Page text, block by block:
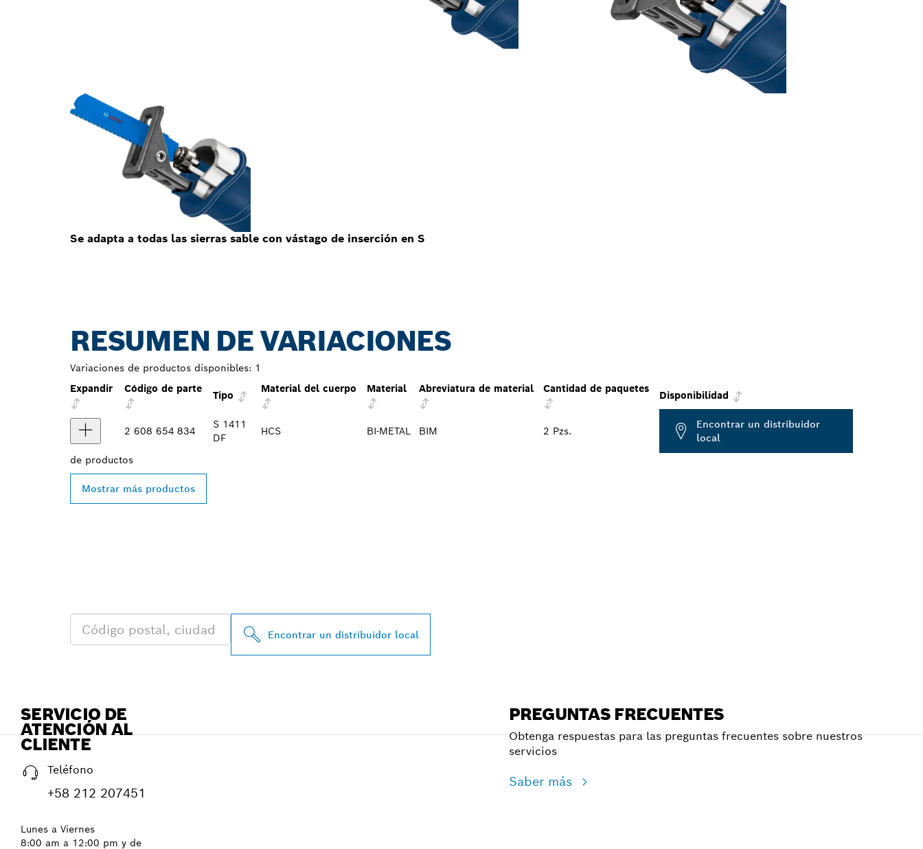
Se adapta a todas las sierras sable con vástago de inserción en S
RESUMEN DE VARIACIONES
Variaciones de productos disponibles: 1
Expandir
Código de parte
Tipo
Material del cuerpo Material Abreviatura de material Cantidad de paquetes
Disponibilidad
2 608 654 834
S 1411
DF
HCS BI-METAL BIM 2 Pzs.
Encontrar un distribuidor
local
de productos
Mostrar más productos
Encontrar un distribuidor local
SERVICIO DE
ATENCIÓN AL
CLIENTE
Teléfono
+58 212 207451
Lunes a Viernes
8:00 am a 12:00 pm y de
PREGUNTAS FRECUENTES
Obtenga respuestas para las preguntas frecuentes sobre nuestros
servicios
Saber más